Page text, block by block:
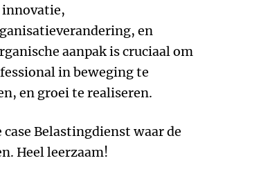
en
aanpak is cruciaal om
in beweging te
en groei te realiseren.
Belastingdienst waar de
Heel leerzaam!